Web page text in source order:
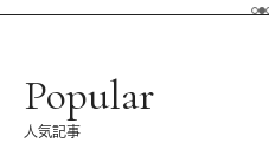
Popular
人気記事